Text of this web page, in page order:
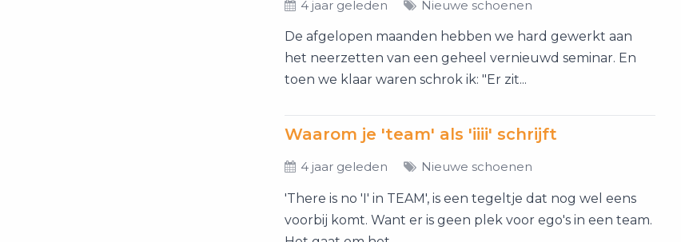
4 jaar geleden Nieuwe schoenen
De afgelopen maanden hebben we hard gewerkt aan
het neerzetten van een geheel vernieuwd seminar. En
toen we klaar waren schrok ik: "Er zit...
Waarom je 'team' als 'iiii' schrijft
4 jaar geleden Nieuwe schoenen
'There is no 'I' in TEAM', is een tegeltje dat nog wel eens
voorbij komt. Want er is geen plek voor ego's in een team.